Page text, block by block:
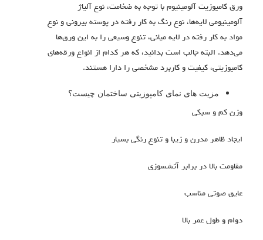
ورق کامپوزیت آلومینیوم با توجه به ضخامت، نوع آلیاژ
آلومینیومی لایه‌ها، نوع رنگ به کار رفته در پوسته بیرونی و نوع
مواد به کار رفته در لایه میانی، تنوع وسیعی را به این ورق‌ها
می‌دهد. البته جالب است بدانید، که هر کدام از انواع ورقه‌های
کامپوزیتی، کیفیت و کاربرد مشخصی را دارا هستند.
مزیت های نمای کامپوزیتی ساختمان چیست؟
وزن کم و سبکی
ایجاد ظاهر مدرن و زیبا و تنوع رنگی بسیار
مقاومت بالا در برابر آتشسوزی
عایق صوتی مناسب
دوام و طول عمر بالا